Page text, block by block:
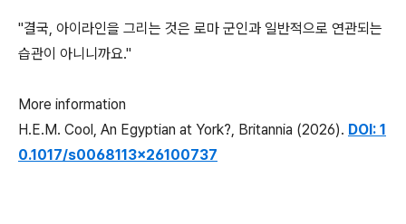
"결국, 아이라인을 그리는 것은 로마 군인과 일반적으로 연관되는
습관이 아니니까요."
More information
H.E.M. Cool, An Egyptian at York?, Britannia (2026). DOI: 1
0.1017/s0068113x26100737